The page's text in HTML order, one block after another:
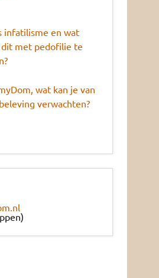
infatilisme en wat
met pedofilie te
wat kan je van
verwachten?